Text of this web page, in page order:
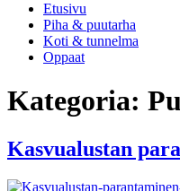
Etusivu
Piha & puutarha
Koti & tunnelma
Oppaat
Kategoria:
Kasvualustan